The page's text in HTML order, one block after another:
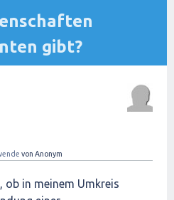
gibt?
von Anonym
ob in meinem Umkreis